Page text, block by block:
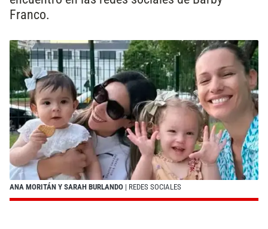
Franco.
ANA MORITÁN Y SARAH BURLANDO | REDES SOCIALES